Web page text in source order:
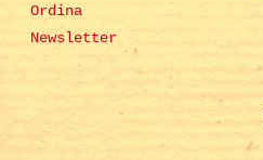
Ordina
Newsletter